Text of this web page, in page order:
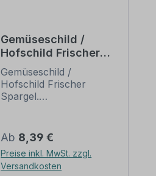
Gemüseschild /
Hofschild Frischer
Spargel -
Verkaufsschild
Gemüseschild /
Hofschild Frischer
Spargel.
Ihren Hof, den
Verkaufsstand oder
Ihren Hofladen. Wir
führen zahlreiche Obst-
Regulärer Preis:
Ab 8,39 €
Preise inkl. MwSt. zzgl.
Versandkosten